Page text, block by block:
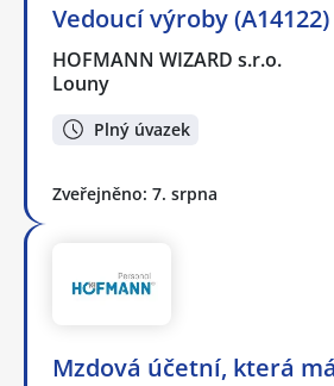
Vedoucí výroby (A14122)
HOFMANN WIZARD s.r.o.
Louny
Plný úvazek
Zveřejněno: 7. srpna
Mzdová účetní, která